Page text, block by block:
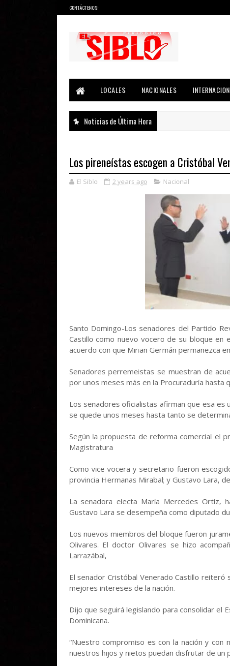
CONTÁCTENOS:
LOCALES
NACIONALES
Noticias de Última Hora
Los pireneístas escogen a Cristóbal
El Siblo 2 years ago Nacional
Santo Domingo-Los senadores del Partido
Castillo como nuevo vocero de su bloque
acuerdo con que Mirian Germán permanezca
Senadores perremeistas se muestran de
por unos meses más en la Procuraduría hasta
Los senadores oficialistas afirman que esa
se quede unos meses hasta tanto se
Según la propuesta de reforma comercial el
Magistratura
Como vice vocera y secretario fueron
provincia Hermanas Mirabal; y Gustavo Lara,
La senadora electa María Mercedes Ortiz,
Gustavo Lara se desempeña como diputado
Los nuevos miembros del bloque fueron
Olivares. El doctor Olivares se hizo
Larrazábal,
El senador Cristóbal Venerado Castillo
mejores intereses de la nación.
Dijo que seguirá legislando para consolidar el
Dominicana.
“Nuestro compromiso es con la nación y
nuestros hijos y nietos puedan disfrutar de un